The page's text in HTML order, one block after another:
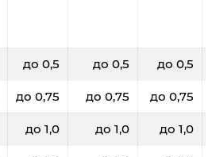
до 0,5 до 0,5 до 0,5
до 0,75 до 0,75 до 0,75
до 1,0 до 1,0 до 1,0